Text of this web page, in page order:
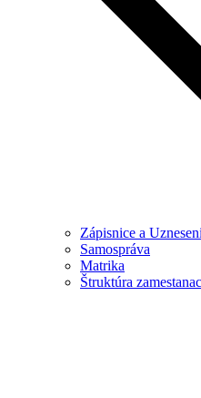
Zápisnice a
Samospráva
Matrika
Štruktúra